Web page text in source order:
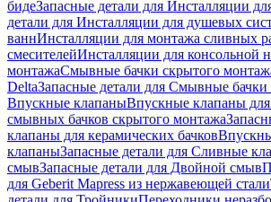
бидеЗапасные детали для Инсталляции
детали для Инсталляции для душевых
ваннИнсталляции для монтажа сливных
смесителейИнсталляции для консольной
монтажаСмывные бачки скрытого
DeltaЗапасные детали для Смывные
Впускные клапаныВпускные клапаны
смывных бачков скрытого монтажа
клапаны для керамических бачков
клапаныЗапасные детали для Сливные
смывЗапасные детали для Двойной смыв
для Geberit Mapress из нержавеющей стали